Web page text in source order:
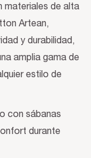
materiales de alta
Artean,
y durabilidad,
amplia gama de
estilo de
con sábanas
durante